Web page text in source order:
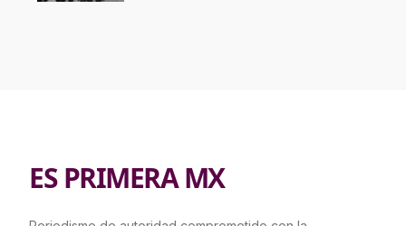
ES PRIMERA MX